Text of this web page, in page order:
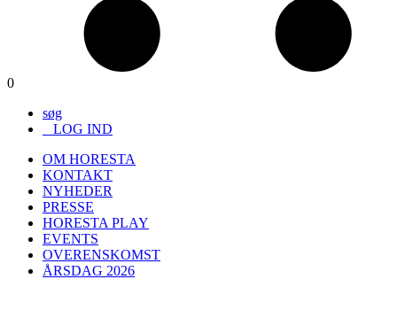
0
søg
LOG IND
OM HORESTA
KONTAKT
NYHEDER
PRESSE
HORESTA PLAY
EVENTS
OVERENSKOMST
ÅRSDAG 2026